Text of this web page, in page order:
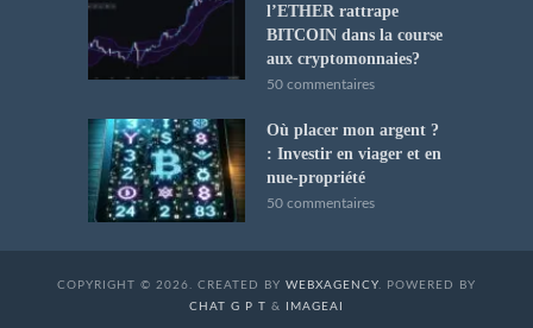
l’ETHER rattrape
BITCOIN dans la course
aux cryptomonnaies?
50 commentaires
Où placer mon argent ?
: Investir en viager et en
nue-propriété
50 commentaires
COPYRIGHT © 2026. CREATED BY WEBXAGENCY. POWERED BY
CHAT G P T & IMAGEAI